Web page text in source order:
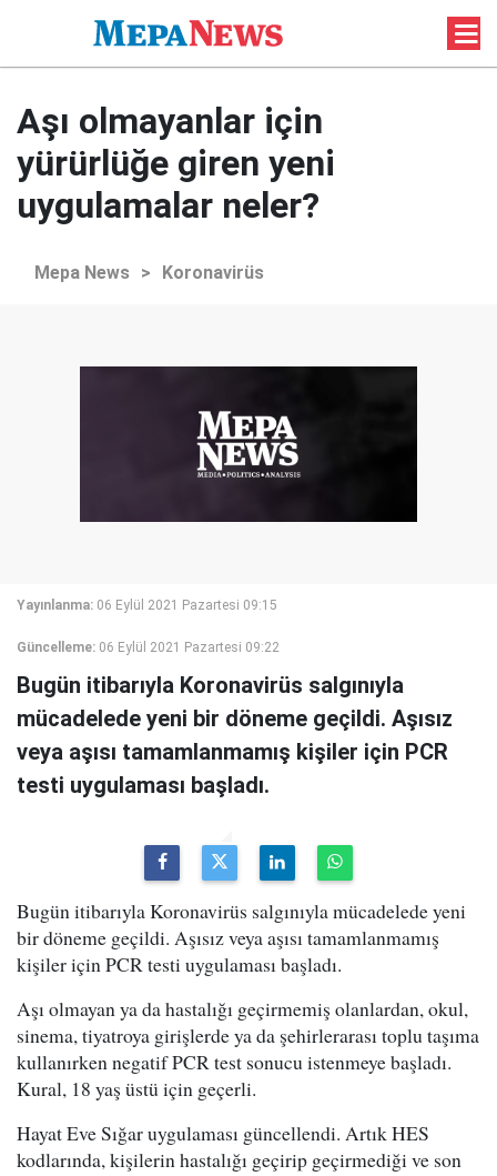
Aşı olmayanlar için
yürürlüğe giren yeni
uygulamalar neler?
Mepa News > Koronavirüs
Yayınlanma: 06 Eylül 2021 Pazartesi 09:15
Güncelleme: 06 Eylül 2021 Pazartesi 09:22
Bugün itibarıyla Koronavirüs salgınıyla
mücadelede yeni bir döneme geçildi. Aşısız
veya aşısı tamamlanmamış kişiler için PCR
testi uygulaması başladı.
Bugün itibarıyla Koronavirüs salgınıyla mücadelede yeni
bir döneme geçildi. Aşısız veya aşısı tamamlanmamış
kişiler için PCR testi uygulaması başladı.
Aşı olmayan ya da hastalığı geçirmemiş olanlardan, okul,
sinema, tiyatroya girişlerde ya da şehirlerarası toplu taşıma
kullanırken negatif PCR test sonucu istenmeye başladı.
Kural, 18 yaş üstü için geçerli.
Hayat Eve Sığar uygulaması güncellendi. Artık HES
kodlarında, kişilerin hastalığı geçirip geçirmediği ve son